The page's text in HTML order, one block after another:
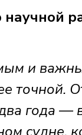
и
точной.
года